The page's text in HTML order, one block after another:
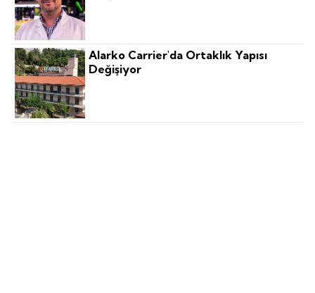
Alarko Carrier'da Ortaklık Yapısı
Değişiyor